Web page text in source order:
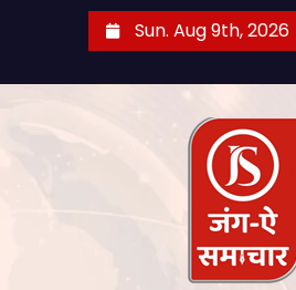
Sun. Aug 9th, 2026